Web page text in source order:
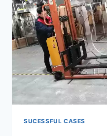
MILL
SHIPPED
TO
SUCESSFUL CASES